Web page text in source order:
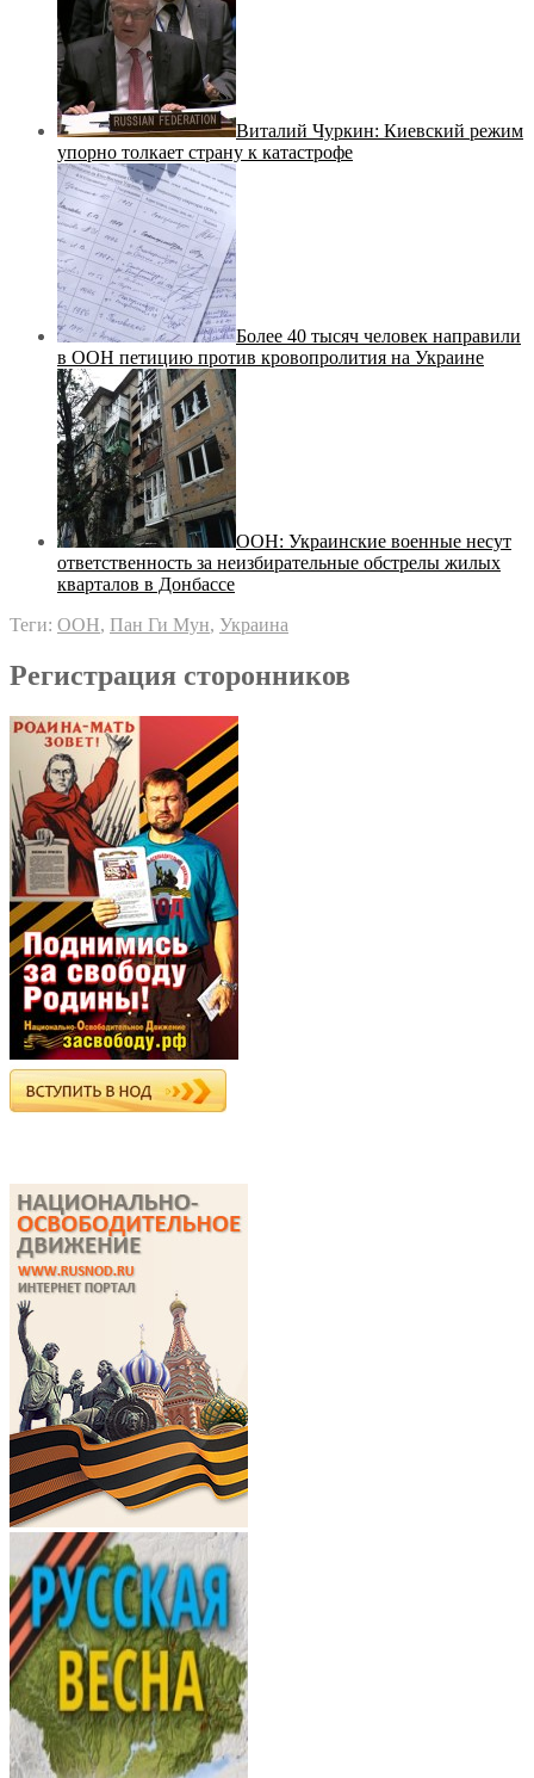
Виталий Чуркин: Киевский режим
упорно толкает страну к катастрофе
Более 40 тысяч человек направили
в ООН петицию против кровопролития на Украине
ООН: Украинские военные несут
ответственность за неизбирательные обстрелы жилых
кварталов в Донбассе
Теги: ООН, Пан Ги Мун, Украина
Регистрация сторонников